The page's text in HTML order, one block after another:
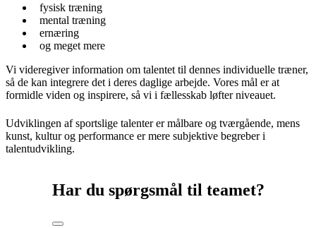
fysisk træning
mental træning
ernæring
og meget mere
Vi videregiver information om talentet til dennes individuelle træner,
så de kan integrere det i deres daglige arbejde. Vores mål er at
formidle viden og inspirere, så vi i fællesskab løfter niveauet.
Udviklingen af sportslige talenter er målbare og tværgående, mens
kunst, kultur og performance er mere subjektive begreber i
talentudvikling.
Har du spørgsmål til teamet?